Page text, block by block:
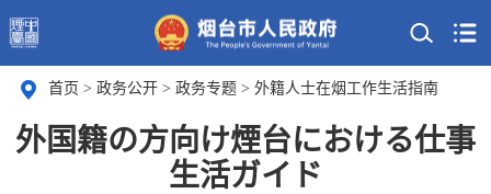
首页 > 政务公开 > 政务专题 > 外籍人士在烟工作生活指南
外国籍の方向け煙台における仕事
生活ガイド